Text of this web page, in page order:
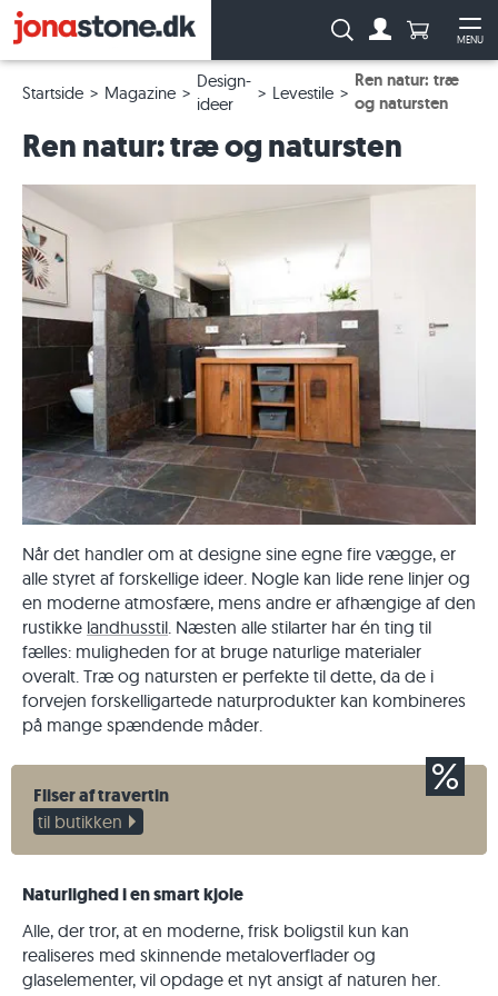
MENU
Søg: Antal
Startside Magazine
Design-
ideer
Levestile
Ren natur: træ
og natursten
Ren natur: træ og natursten
Når det handler om at designe sine egne fire vægge, er
alle styret af forskellige ideer. Nogle kan lide rene linjer og
en moderne atmosfære, mens andre er afhængige af den
rustikke landhusstil. Næsten alle stilarter har én ting til
fælles: muligheden for at bruge naturlige materialer
overalt. Træ og natursten er perfekte til dette, da de i
forvejen forskelligartede naturprodukter kan kombineres
på mange spændende måder.
Fliser af travertin
til butikken
Naturlighed i en smart kjole
Alle, der tror, at en moderne, frisk boligstil kun kan
realiseres med skinnende metaloverflader og
glaselementer, vil opdage et nyt ansigt af naturen her.